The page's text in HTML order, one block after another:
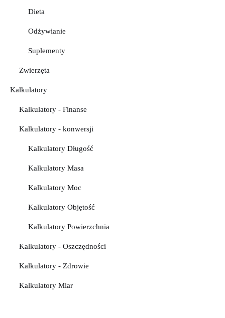
Dieta
Odżywianie
Suplementy
Zwierzęta
Kalkulatory
Kalkulatory - Finanse
Kalkulatory - konwersji
Kalkulatory Długość
Kalkulatory Masa
Kalkulatory Moc
Kalkulatory Objętość
Kalkulatory Powierzchnia
Kalkulatory - Oszczędności
Kalkulatory - Zdrowie
Kalkulatory Miar